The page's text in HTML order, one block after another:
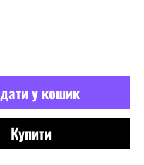
у кошик
Купити